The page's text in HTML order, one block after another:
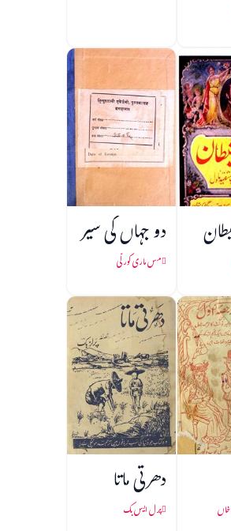
دو جہاں کی سیر
مس ماری کورلّی
دھرتی ماتا
پرل ایس بک